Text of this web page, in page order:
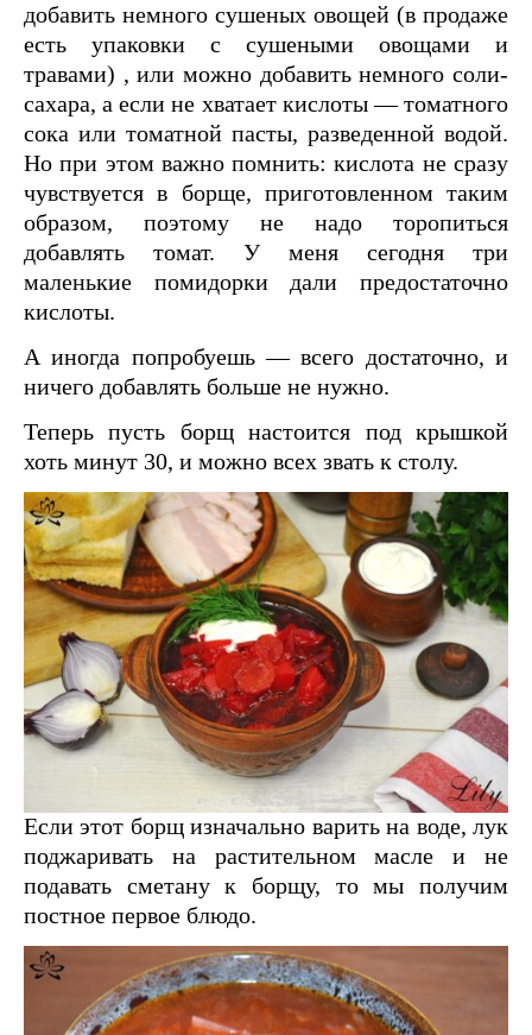
добавить немного сушеных овощей (в продаже
есть упаковки с сушеными овощами и
травами) , или можно добавить немного соли-
сахара, а если не хватает кислоты — томатного
сока или томатной пасты, разведенной водой.
Но при этом важно помнить: кислота не сразу
чувствуется в борще, приготовленном таким
образом, поэтому не надо торопиться
добавлять томат. У меня сегодня три
маленькие помидорки дали предостаточно
кислоты.
А иногда попробуешь — всего достаточно, и
ничего добавлять больше не нужно.
Теперь пусть борщ настоится под крышкой
хоть минут 30, и можно всех звать к столу.
Если этот борщ изначально варить на воде, лук
поджаривать на растительном масле и не
подавать сметану к борщу, то мы получим
постное первое блюдо.